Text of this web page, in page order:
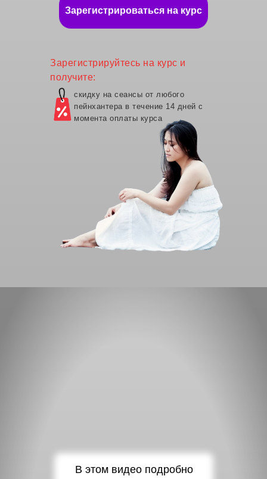
Зарегистрируйтесь на курс и
получите:
Зарегистрироваться на курс
скидку на сеансы от любого
пейнхантера в течение 14 дней с
момента оплаты курса
В этом видео подробно